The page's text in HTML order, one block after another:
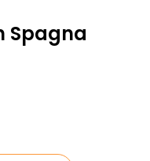
Spagna